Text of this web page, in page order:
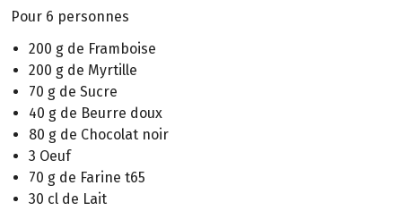
Pour 6 personnes
200 g de Framboise
200 g de Myrtille
70 g de Sucre
40 g de Beurre doux
80 g de Chocolat noir
3 Oeuf
70 g de Farine t65
30 cl de Lait